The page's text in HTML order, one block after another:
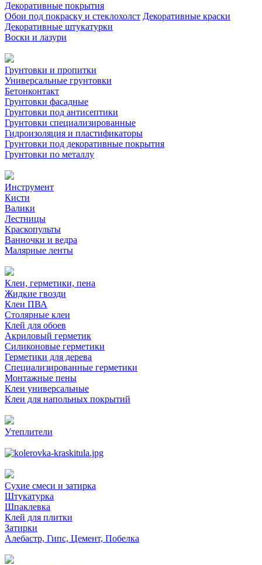
Декоративные покрытия
Обои под покраску и стеклохолст Декоративные краски
Декоративные штукатурки
Воски и лазури
Грунтовки и пропитки
Универсальные грунтовки
Бетонконтакт
Грунтовки фасадные
Грунтовки под антисептики
Грунтовки специализированные
Гидроизоляция и пластификаторы
Грунтовки под декоративные покрытия
Грунтовки по металлу
Инструмент
Кисти
Валики
Лестницы
Краскопульты
Ванночки и ведра
Малярные ленты
Клеи, герметики, пена
Жидкие гвозди
Клеи ПВА
Столярные клеи
Клей для обоев
Акриловый герметик
Силиконовые герметики
Герметики для дерева
Специализированные герметики
Монтажные пены
Клеи универсальные
Клеи для напольных покрытий
Утеплители
Сухие смеси и затирка
Штукатурка
Шпаклевка
Клей для плитки
Затирки
Алебастр, Гипс, Цемент, Побелка